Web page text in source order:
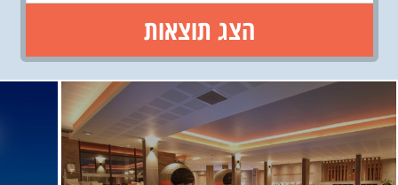
‹
›
הצג תוצאות